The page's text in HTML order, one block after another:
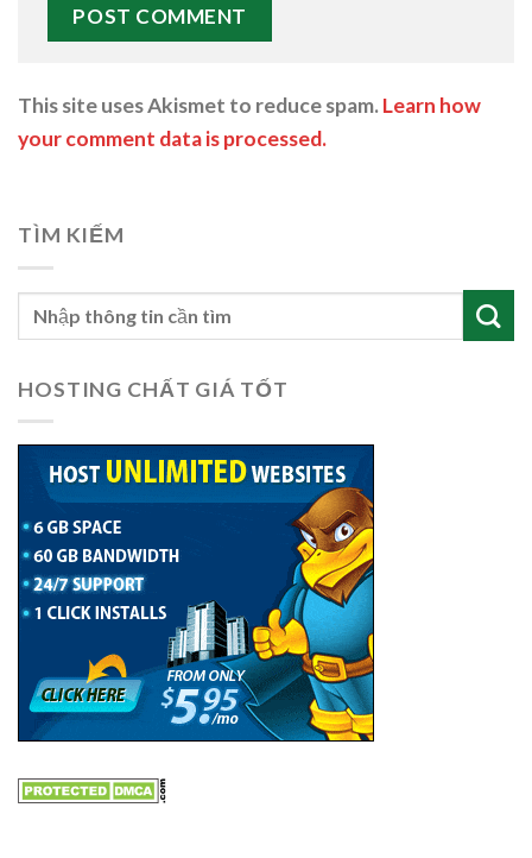
This site uses Akismet to reduce spam.Learn how
your comment data is processed.
TÌM KIẾM
HOSTING CHẤT GIÁ TỐT